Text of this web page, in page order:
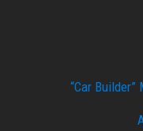
“Car Builder”